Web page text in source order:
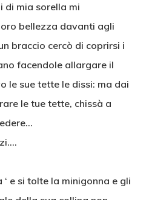
di mia sorella mi
bellezza davanti agli
braccio cercò di coprirsi i
facendole allargare il
le sue tette le dissi: ma dai
le tue tette, chissà a
e si tolte la minigonna e gli